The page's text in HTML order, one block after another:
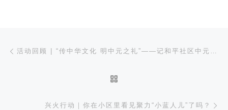
文章导航 活动回顾 | “传中华文化 明中元之礼”——记和平社区中元节文明祭祀宣传活动
兴火行动｜你在小区里看见聚力“小蓝人儿”了吗？